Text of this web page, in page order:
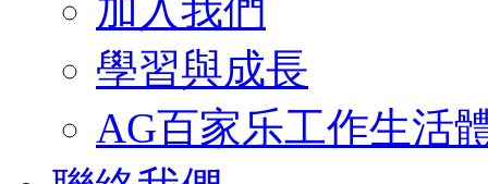
加入我們
學習與成長
AG百家乐工作生活